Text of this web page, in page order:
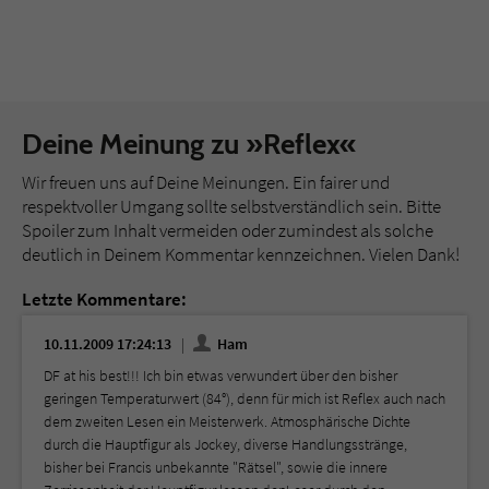
Deine Meinung zu »Reflex«
Wir freuen uns auf Deine Meinungen. Ein fairer und
respektvoller Umgang sollte selbstverständlich sein. Bitte
Spoiler zum Inhalt vermeiden oder zumindest als solche
deutlich in Deinem Kommentar kennzeichnen. Vielen Dank!
Letzte Kommentare:
10.11.2009 17:24:13
Ham
DF at his best!!! Ich bin etwas verwundert über den bisher
geringen Temperaturwert (84°), denn für mich ist Reflex auch nach
dem zweiten Lesen ein Meisterwerk. Atmosphärische Dichte
durch die Hauptfigur als Jockey, diverse Handlungsstränge,
bisher bei Francis unbekannte "Rätsel", sowie die innere